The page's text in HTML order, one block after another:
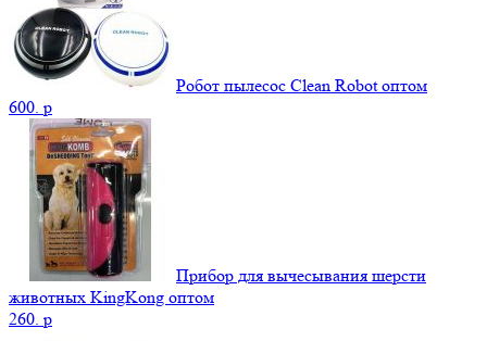
Робот пылесос Clean Robot оптом
600. p
Прибор для вычесывания шерсти
животных KingKong оптом
260. p